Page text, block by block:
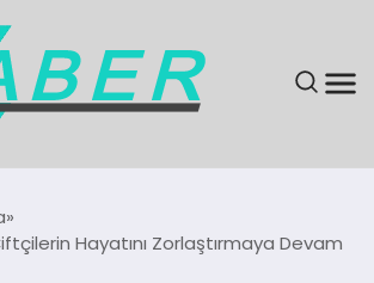
Hayatını Zorlaştırmaya Devam